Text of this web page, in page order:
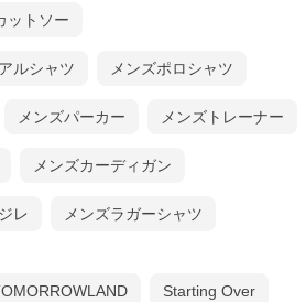
ットソー
ルシャツ メンズポロシャツ
メンズパーカー メンズトレーナー
メンズカーディガン
レ メンズラガーシャツ
Starting Over